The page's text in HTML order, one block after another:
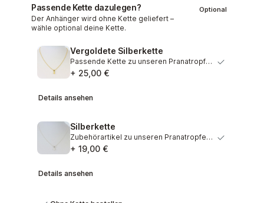
Passende Kette dazulegen?
Der Anhänger wird ohne Kette geliefert –
wähle optional deine Kette.
Optional
Vergoldete Silberkette
Passende Kette zu unseren Pranatropfen. Anmutige Kette au…
+ 25,00 €
Details ansehen
Silberkette
Zubehörartikel zu unseren Pranatropfen. Wunderschöne Kett…
+ 19,00 €
Details ansehen